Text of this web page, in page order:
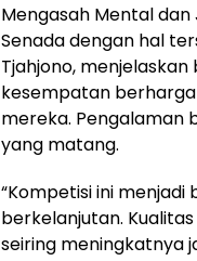
Mengasah Mental
Senada dengan hal
Tjahjono,
kesempatan
mereka. Pengalaman
yang matang.
“Kompetisi ini
berkelanjutan.
seiring meningkatnya